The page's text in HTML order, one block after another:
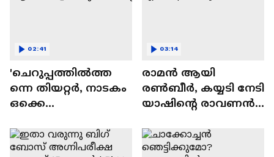
'ചെറുപ്പത്തിൽത്ത
ന്നെ തിയറ്റർ, നാടകം
ഒക്കെ
ചെയ്യാനുള്ള
ആത്മവിശ്വാസമുണ്ടാ
02:41
രാമന്‍ ആയി
രൺബീർ, കയ്യടി നേടി
യാഷിന്റെ രാവണൻ;
രാമായണ ട്രെയിലർ
എത്തി | Ramayana
03:14